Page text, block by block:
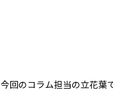
今回のコラム担当の立花葉